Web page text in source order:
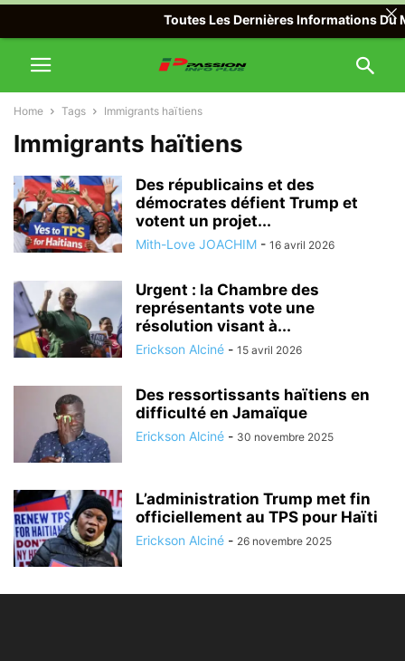
Home Tags Immigrants haïtiens
Immigrants haïtiens
Des républicains et des
démocrates défient Trump et
votent un projet...
Mith-Love JOACHIM - 16 avril 2026
Urgent : la Chambre des
représentants vote une
résolution visant à...
Erickson Alciné - 15 avril 2026
Des ressortissants haïtiens en
difficulté en Jamaïque
Erickson Alciné - 30 novembre 2025
L’administration Trump met fin
officiellement au TPS pour Haïti
Erickson Alciné - 26 novembre 2025
Toutes Les Dernières Informations Du